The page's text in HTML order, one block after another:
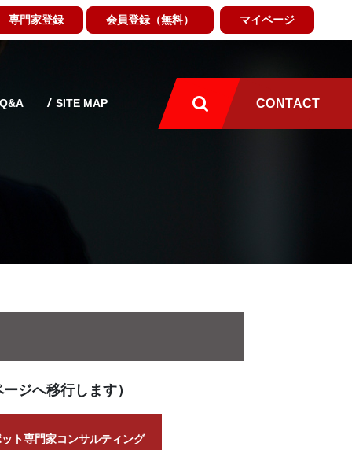
専門家登録 会員登録（無料） マイページ
SITE MAP CONTACT
ジへ移行します）
ト専門家コンサルティング